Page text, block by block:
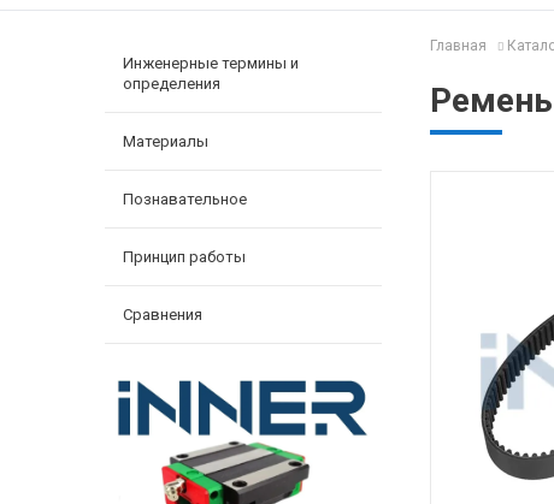
Инженерные термины и
определения
Материалы
Познавательное
Принцип работы
Сравнения
Главная